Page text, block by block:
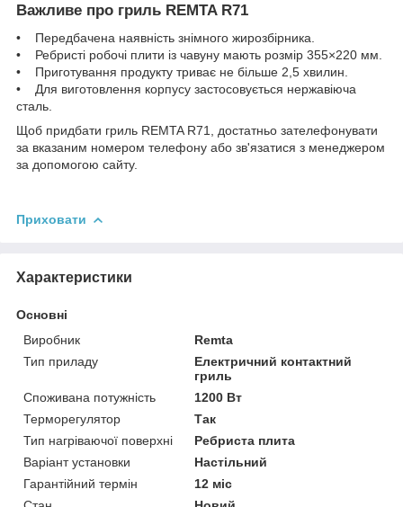
Важливе про гриль REMTA R71
• Передбачена наявність знімного жирозбірника.
• Ребристі робочі плити із чавуну мають розмір 355×220 мм.
• Приготування продукту триває не більше 2,5 хвилин.
• Для виготовлення корпусу застосовується нержавіюча
сталь.
Щоб придбати гриль REMTA R71, достатньо зателефонувати
за вказаним номером телефону або зв'язатися з менеджером
за допомогою сайту.
Приховати
Характеристики
Основні
Виробник
Remta
Тип приладу
Електричний контактний
гриль
Споживана потужність
1200 Вт
Терморегулятор
Так
Тип нагріваючої поверхні
Ребриста плита
Варіант установки
Настільний
Гарантійний термін
12 міс